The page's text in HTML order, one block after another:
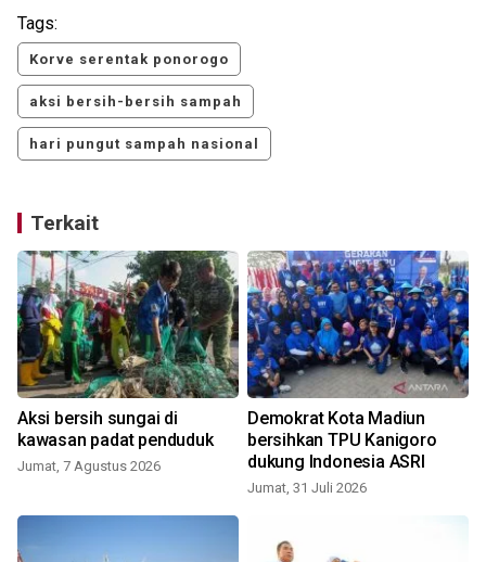
Tags:
Korve serentak ponorogo
aksi bersih-bersih sampah
hari pungut sampah nasional
Terkait
Aksi bersih sungai di
kawasan padat penduduk
Jumat, 7 Agustus 2026
Demokrat Kota Madiun
bersihkan TPU Kanigoro
dukung Indonesia ASRI
Jumat, 31 Juli 2026